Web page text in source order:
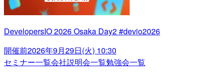
DevelopersIO 2026 Osaka Day2 #devio2026
開催前2026年9月29日(火) 10:30
セミナー一覧会社説明会一覧勉強会一覧